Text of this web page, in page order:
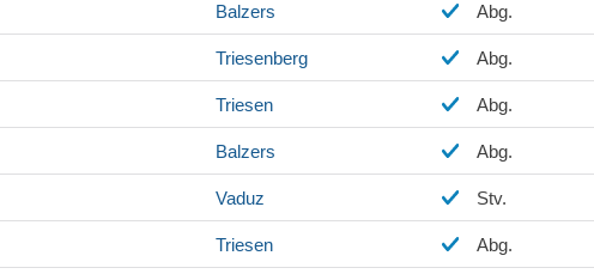
Balzers Abg.
Triesenberg Abg.
Triesen Abg.
Balzers Abg.
Vaduz Stv.
Triesen Abg.